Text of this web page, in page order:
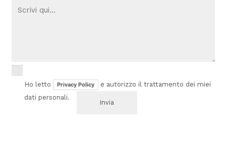
Ho letto Privacy Policy
e autorizzo il trattamento dei miei
dati personali.